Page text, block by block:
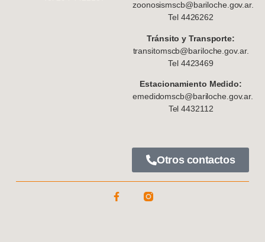
zoonosismscb@bariloche.gov.ar.
Tel 4426262
Tránsito y Transporte:
transitomscb@bariloche.gov.ar.
Tel 4423469
Estacionamiento Medido:
emedidomscb@bariloche.gov.ar.
Tel 4432112
Otros contactos